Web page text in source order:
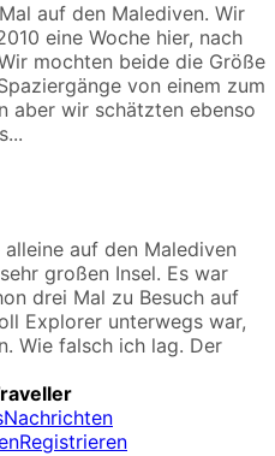
auf den Malediven. Wir
eine Woche hier, nach
mochten beide die Größe
von einem zum
aber wir schätzten ebenso
auf den Malediven
großen Insel. Es war
drei Mal zu Besuch auf
Explorer unterwegs war,
Wie falsch ich lag. Der
Nachrichten
Registrieren